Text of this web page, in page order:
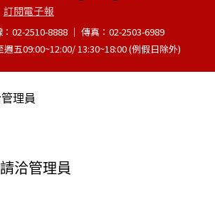
訂閱電子報
02-2510-8888 │ 傳真：02-2503-6989
五09:00~12:00/ 13:30~18:00 (例假日除外)
理員
洽管理員